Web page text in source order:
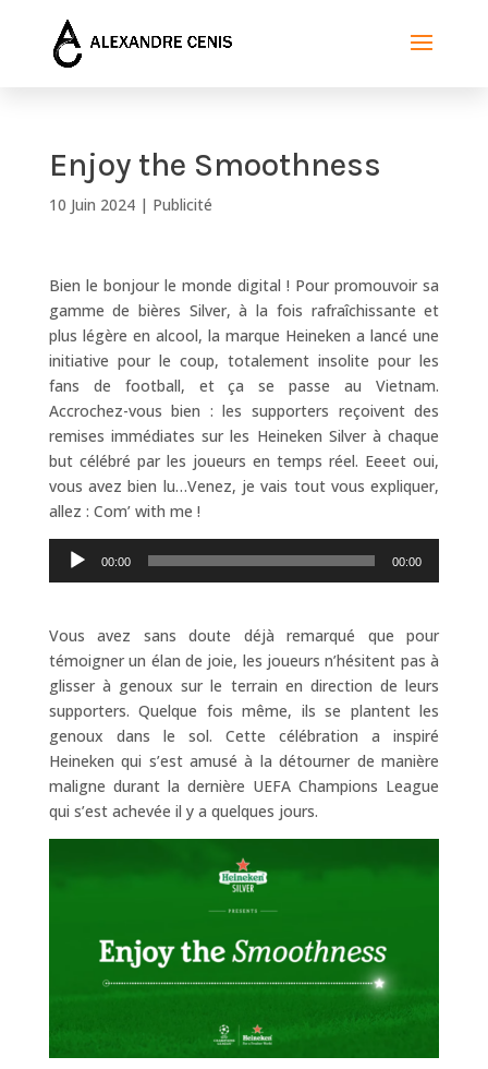
Enjoy the Smoothness
10 Juin 2024| Publicité
Bien le bonjour le monde digital ! Pour promouvoir sa
gamme de bières Silver, à la fois rafraîchissante et
plus légère en alcool, la marque Heineken a lancé une
initiative pour le coup, totalement insolite pour les
fans de football, et ça se passe au Vietnam.
Accrochez-vous bien : les supporters reçoivent des
remises immédiates sur les Heineken Silver à chaque
but célébré par les joueurs en temps réel. Eeeet oui,
vous avez bien lu…Venez, je vais tout vous expliquer,
allez : Com’ with me !
Lecteur
audio
00:00 00:00
Vous avez sans doute déjà remarqué que pour
témoigner un élan de joie, les joueurs n’hésitent pas à
glisser à genoux sur le terrain en direction de leurs
supporters. Quelque fois même, ils se plantent les
genoux dans le sol. Cette célébration a inspiré
Heineken qui s’est amusé à la détourner de manière
maligne durant la dernière UEFA Champions League
qui s’est achevée il y a quelques jours.